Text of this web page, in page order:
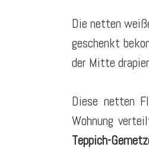
Die netten
geschenkt
der Mitte
Diese netten
Wohnung
Teppich-